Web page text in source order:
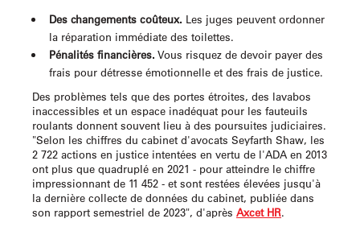
Des changements coûteux. Les juges peuvent ordonner
la réparation immédiate des toilettes.
Pénalités financières. Vous risquez de devoir payer des
frais pour détresse émotionnelle et des frais de justice.
Des problèmes tels que des portes étroites, des lavabos
inaccessibles et un espace inadéquat pour les fauteuils
roulants donnent souvent lieu à des poursuites judiciaires.
"Selon les chiffres du cabinet d'avocats Seyfarth Shaw, les
2 722 actions en justice intentées en vertu de l'ADA en 2013
ont plus que quadruplé en 2021 - pour atteindre le chiffre
impressionnant de 11 452 - et sont restées élevées jusqu'à
la dernière collecte de données du cabinet, publiée dans
son rapport semestriel de 2023", d'après Axcet HR.